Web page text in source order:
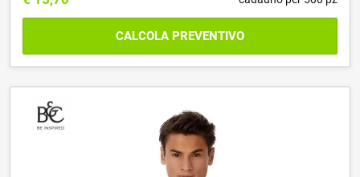
CALCOLA PREVENTIVO